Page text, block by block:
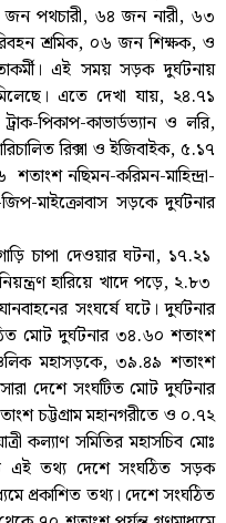
জন পথচারী, ৬৪ জন নারী, ৬৩
শ্রমিক, ০৬ জন শিক্ষক, ও
এই সময় সড়ক দুর্ঘটনায়
এতে দেখা যায়, ২৪.৭১
পিকাপ-কাভার্ডভ্যান ও লরি,
রিক্সা ও ইজিবাইক, ৫.১৭
নছিমন-করিমন-মাহিন্দ্রা-
মাইক্রোবাস সড়কে দুর্ঘটনার
চাপা দেওয়ার ঘটনা, ১৭.২১
হারিয়ে খাদে পড়ে, ২.৮৩
সংঘর্ষে ঘটে। দুর্ঘটনার
মোট দুর্ঘটনার ৩৪.৬০ শতাংশ
মহাসড়কে, ৩৯.৪৯ শতাংশ
দেশে সংঘটিত মোট দুর্ঘটনার
চট্টগ্রাম মহানগরীতে ও ০.৭২
কল্যাণ সমিতির মহাসচিব মোঃ
এই তথ্য দেশে সংঘঠিত সড়ক
প্রকাশিত তথ্য। দেশে সংঘঠিত